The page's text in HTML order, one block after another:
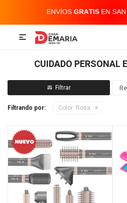

CUIDADO PERSONAL
Filtrando por: Color: Rosa
Imagen y Sonido
Televisores y accesorios
Accesorios